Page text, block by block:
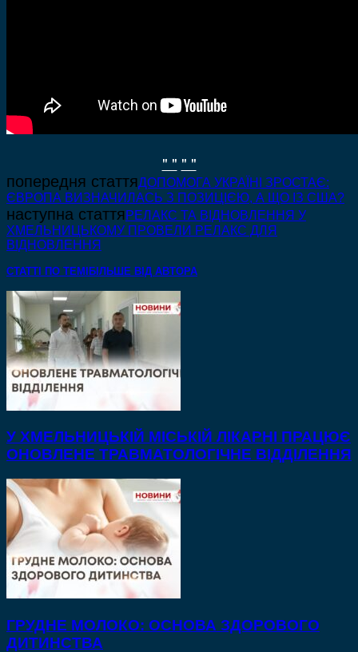
" " " "
попередня статтяДОПОМОГА УКРАЇНІ ЗРОСТАЄ:
ЄВРОПА ВИЗНАЧИЛАСЬ З ПОЗИЦІЄЮ, А ЩО ІЗ США?
наступна статтяРЕЛАКС ТА ВІДНОВЛЕННЯ У
ХМЕЛЬНИЦЬКОМУ ПРОВЕЛИ РЕЛАКС ДЛЯ
ВІДНОВЛЕННЯ
СТАТТІ ПО ТЕМІ БІЛЬШЕ ВІД АВТОРА
У ХМЕЛЬНИЦЬКІЙ МІСЬКІЙ ЛІКАРНІ ПРАЦЮЄ
ОНОВЛЕНЕ ТРАВМАТОЛОГІЧНЕ ВІДДІЛЕННЯ
ГРУДНЕ МОЛОКО: ОСНОВА ЗДОРОВОГО
ДИТИНСТВА